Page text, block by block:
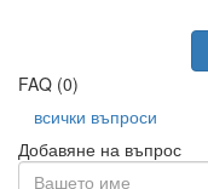
FAQ (0)
всички въпроси
Добавяне на въпрос